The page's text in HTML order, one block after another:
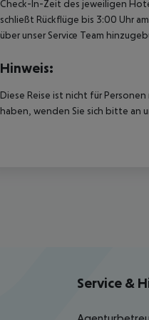
Check-In-Zeit des jeweiligen
schließt Rückflüge bis 3:00 Uhr
über unser Service Team
Hinweis:
Diese Reise ist nicht für
haben, wenden Sie sich bitte an
Service &